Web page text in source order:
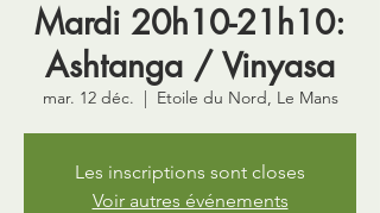
Mardi 20h10-21h10:
Ashtanga / Vinyasa
mar. 12 déc.
  |
Etoile du Nord, Le Mans
Les inscriptions sont closes
Voir autres événements